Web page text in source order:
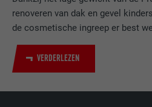
renoveren van dak en gevel
de cosmetische ingreep er best
VERDERLEZEN
van ingebedde
NAAM